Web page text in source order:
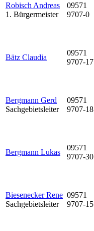
Robisch Andreas
1. Bürgermeister
09571
9707-0
Bätz Claudia
09571
9707-17
Bergmann Gerd
Sachgebietsleiter
09571
9707-18
Bergmann Lukas
09571
9707-30
Biesenecker Rene
Sachgebietsleiter
09571
9707-15